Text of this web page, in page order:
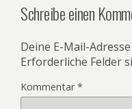
Schreibe einen
Deine E-Mail-
Erforderliche Felder
Kommentar*